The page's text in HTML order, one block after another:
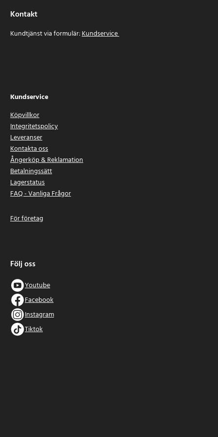
Kontakt
Kundtjänst via formulär:Kundservice
Kundservice
Köpvillkor
Integritetspolicy
Leveranser
Kontakta oss
Ångerköp & Reklamation
Betalningssätt
Lagerstatus
FAQ - Vanliga Frågor
För företag
Följ oss
Youtube
Facebook
Instagram
Tiktok